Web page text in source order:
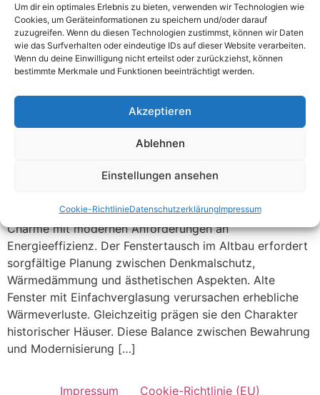
Um dir ein optimales Erlebnis zu bieten, verwenden wir Technologien wie
Cookies, um Geräteinformationen zu speichern und/oder darauf
zuzugreifen. Wenn du diesen Technologien zustimmst, können wir Daten
wie das Surfverhalten oder eindeutige IDs auf dieser Website verarbeiten.
Wenn du deine Einwilligung nicht erteilst oder zurückziehst, können
bestimmte Merkmale und Funktionen beeinträchtigt werden.
Akzeptieren
Ablehnen
Einstellungen ansehen
Cookie-RichtlinieDatenschutzerklärungImpressum
Die Sanierung von Fenstern in Altbauten stellt
Historische Gebäude vereinen architektonischen
Charme mit modernen Anforderungen an
Energieeffizienz. Der Fenstertausch im Altbau erfordert
sorgfältige Planung zwischen Denkmalschutz,
Wärmedämmung und ästhetischen Aspekten. Alte
Fenster mit Einfachverglasung verursachen erhebliche
Wärmeverluste. Gleichzeitig prägen sie den Charakter
historischer Häuser. Diese Balance zwischen Bewahrung
und Modernisierung […]
Impressum Cookie-Richtlinie (EU)